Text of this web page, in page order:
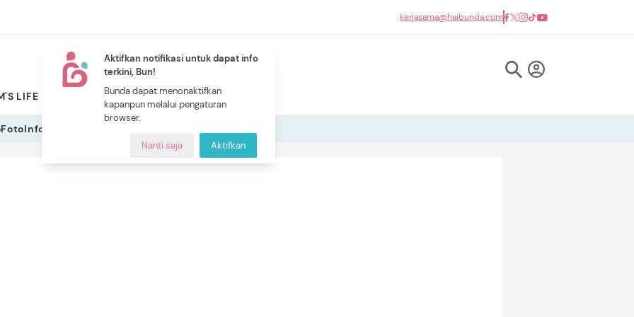
Aktifkan notifikasi untuk dapat info
terkini, Bun!
Bunda dapat menonaktifkan
kapanpun melalui pengaturan
browser.
Nanti saja Aktifkan
kerjasama@haibunda.com
LIFE PILIHAN BUNDA
NEW
CERITA BUNDA
FotoInfografis